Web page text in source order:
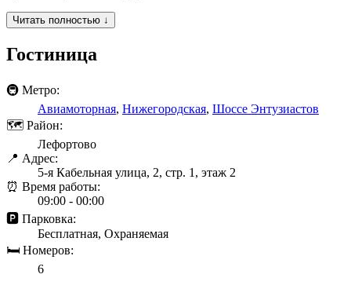
Читать полностью ↓
Гостиница
🚇 Метро:
Авиамоторная, Нижегородская, Шоссе Энтузиастов
🗺 Район:
Лефортово
📍 Адрес:
5-я Кабельная улица, 2, стр. 1, этаж 2
⏰ Время работы:
09:00 - 00:00
🅿️ Парковка:
Бесплатная, Охраняемая
🛏 Номеров:
6